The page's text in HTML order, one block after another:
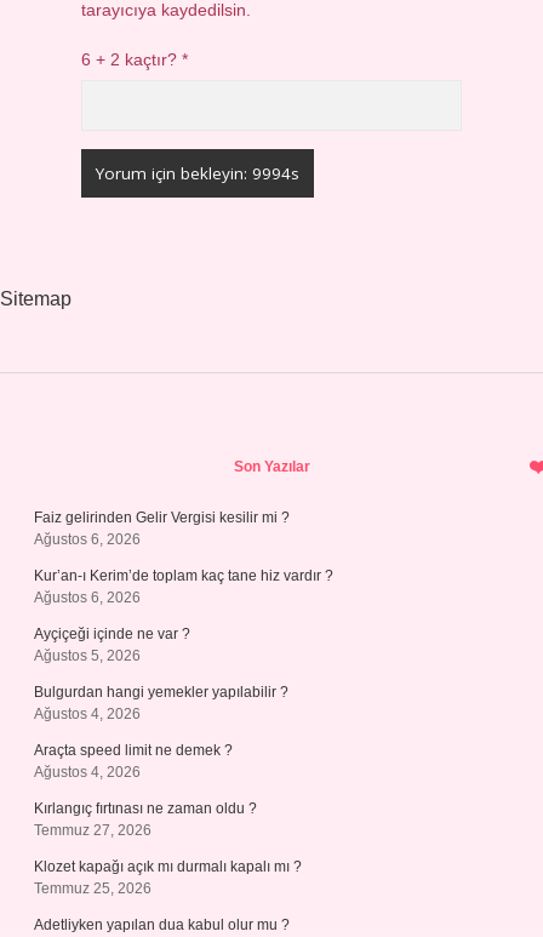
tarayıcıya kaydedilsin.
6 + 2 kaçtır?*
Sitemap
Son Yazılar
Faiz gelirinden Gelir Vergisi kesilir mi ?
Ağustos 6, 2026
Kur’an-ı Kerim’de toplam kaç tane hiz vardır ?
Ağustos 6, 2026
Ayçiçeği içinde ne var ?
Ağustos 5, 2026
Bulgurdan hangi yemekler yapılabilir ?
Ağustos 4, 2026
Araçta speed limit ne demek ?
Ağustos 4, 2026
Kırlangıç fırtınası ne zaman oldu ?
Temmuz 27, 2026
Klozet kapağı açık mı durmalı kapalı mı ?
Temmuz 25, 2026
Adetliyken yapılan dua kabul olur mu ?